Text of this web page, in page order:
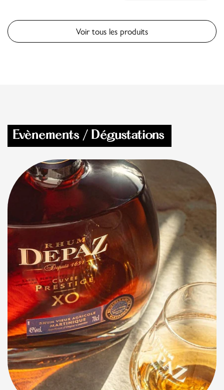
Voir tous les produits
Evènements / Dégustations